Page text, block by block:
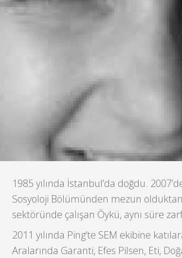
1985 yılında İstanbul’da doğdu.
Sosyoloji Bölümünden mezun
sektöründe çalışan Öykü, aynı süre
2011 yılında Ping’te SEM ekibine
Aralarında Garanti, Efes Pilsen, Eti,